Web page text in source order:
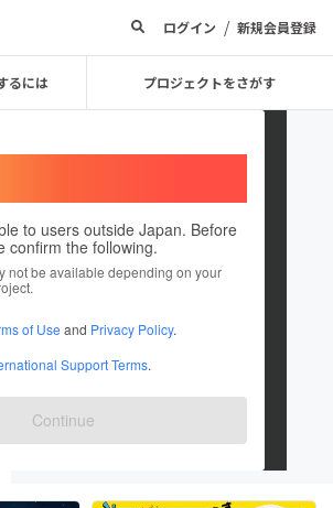
ログイン / 新規会員登録
るには プロジェクトをさがす
to users outside Japan. Before
confirm the following.
not be available depending on your
of Use and Privacy Policy.
Support Terms.
Continue
astoro_sasa